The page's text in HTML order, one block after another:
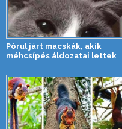
Pórul járt macskák, akik
méhcsípés áldozatai lettek